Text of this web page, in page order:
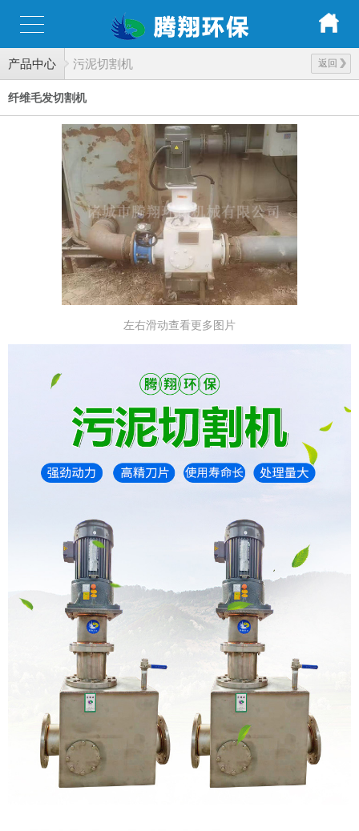
产品中心 返回
污泥切割机
纤维毛发切割机
左右滑动查看更多图片